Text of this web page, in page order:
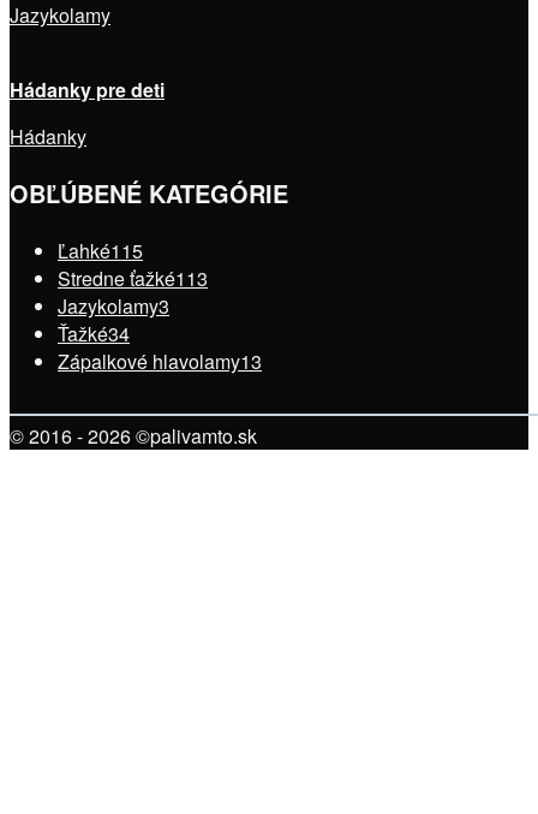
Jazykolamy
Hádanky pre deti
Hádanky
OBĽÚBENÉ KATEGÓRIE
Ľahké115
Stredne ťažké113
Jazykolamy3
Ťažké34
Zápalkové hlavolamy13
© 2016 - 2026 ©palivamto.sk